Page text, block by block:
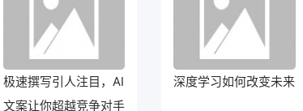
极速撰写引人注目，AI
文案让你超越竞争对手
深度学习如何改变未来